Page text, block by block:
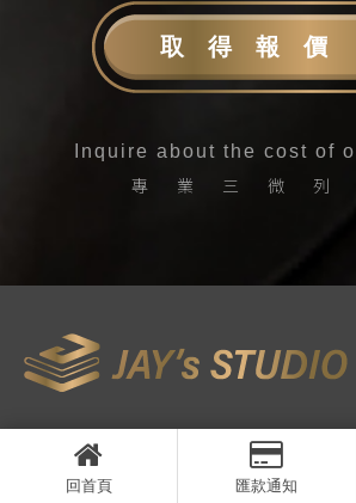
回首頁 匯款通知
取得報價
Inquire about the cost of
專業三微列
取得報價 立即下單
經典案例
聯絡我們